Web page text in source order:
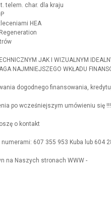
telem. char. dla kraju
HEA
JAK I WIZUALNYM
NAJMNIEJSZEGO WKŁADU
dogodnego finansowania,
po wcześniejszym umówieniu się !!!
o kontakt
607 355 953 Kuba lub 604
na Naszych stronach WWW -